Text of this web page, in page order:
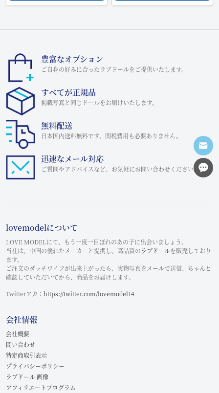
豊富なオプション
ご自身の好みに合ったラブドールをご提供いたします。
すべてが正規品
掲載写真と同じドールをお届けいたします。
無料配送
日本国内送料無料です。関税費用も必要ありません。
迅速なメール対応
ご質問やアドバイスなど、お気軽にお問い合わせください。
lovemodelについて
LOVE MODELにて、もう一度一目ぼれのあの子に出会いましょう。
当社は、中国の優れたメーカーと提携し、高品質のラブドールを販売しており
ます。
ご注文のダッチワイフが出来上がったら、実物写真をメールで送信、ちゃんと
確認していただいてから、商品をお届けします。
Twitterアカ： https://twitter.com/lovemodel14
会社情報
会社概要
問い合わせ
特定商取引表示
プライバシーポリシー
ラブドール 画像
アフィリエートプログラム